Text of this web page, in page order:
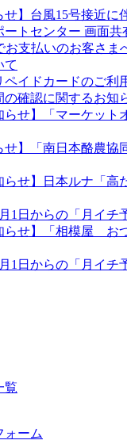
せ】台風15号接近
ートセンター 画面
お支払いのお客さま
て
ペイドカードのご利
の確認に関するお知
らせ】「マーケット
せ】「南日本酪農
らせ】日本ルナ「高
月1日からの「月イ
らせ】「相模屋 お
月1日からの「月イ
覧
ォーム